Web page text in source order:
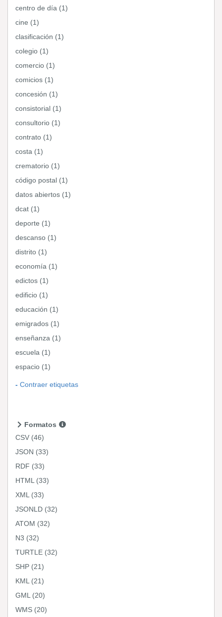
centro de día (1)
cine (1)
clasificación (1)
colegio (1)
comercio (1)
comicios (1)
concesión (1)
consistorial (1)
consultorio (1)
contrato (1)
costa (1)
crematorio (1)
código postal (1)
datos abiertos (1)
dcat (1)
deporte (1)
descanso (1)
distrito (1)
economía (1)
edictos (1)
edificio (1)
educación (1)
emigrados (1)
enseñanza (1)
escuela (1)
espacio (1)
Contraer etiquetas
Formatos
CSV (46)
JSON (33)
RDF (33)
HTML (33)
XML (33)
JSONLD (32)
ATOM (32)
N3 (32)
TURTLE (32)
SHP (21)
KML (21)
GML (20)
WMS (20)